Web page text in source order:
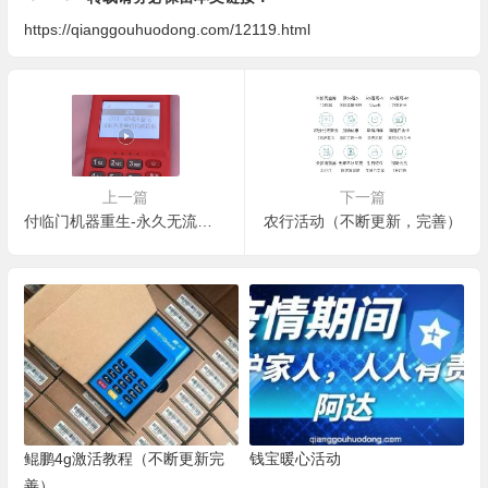
https://qianggouhuodong.com/12119.html
上一篇
付临门机器重生-永久无流量费（社群福利）
下一篇
农行活动（不断更新，完善）
鲲鹏4g激活教程（不断更新完
钱宝暖心活动